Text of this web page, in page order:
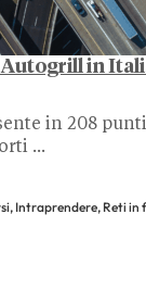
in
in 208
...
Intraprendere, Reti in